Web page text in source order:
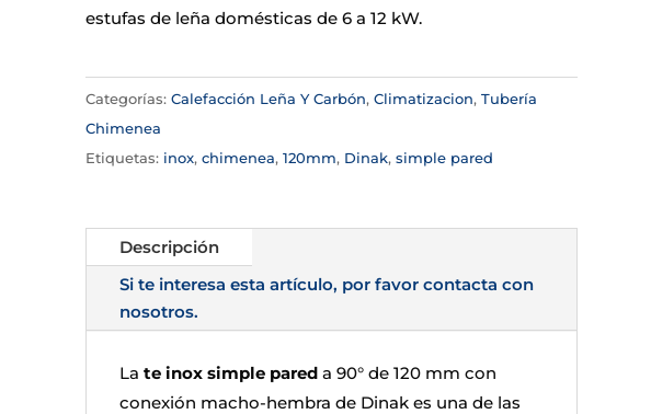
estufas de leña domésticas de 6 a 12 kW.
Categorías: Calefacción Leña Y Carbón, Climatizacion, Tubería
Chimenea
Etiquetas: inox, chimenea, 120mm, Dinak, simple pared
Descripción
Si te interesa esta artículo, por favor contacta con
nosotros.
La te inox simple pareda 90° de 120 mm con
conexión macho-hembra de Dinak es una de las